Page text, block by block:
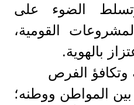
وتسلط الضوء على
القومية،
بالهوية.
بين المواطن ووطنه؛